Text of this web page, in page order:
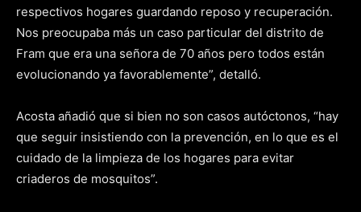
respectivos hogares guardando reposo y recuperación.
Nos preocupaba más un caso particular del distrito de
Fram que era una señora de 70 años pero todos están
evolucionando ya favorablemente”, detalló.
Acosta añadió que si bien no son casos autóctonos, “hay
que seguir insistiendo con la prevención, en lo que es el
cuidado de la limpieza de los hogares para evitar
criaderos de mosquitos”.